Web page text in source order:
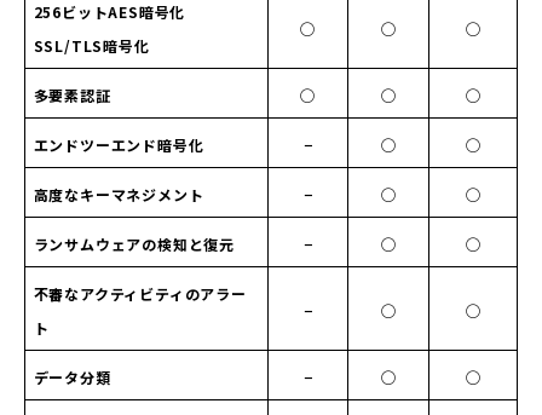
256ビットAES暗号化
SSL/TLS暗号化
◯ ◯ ◯
多要素認証 ◯ ◯ ◯
エンドツーエンド暗号化 − ◯ ◯
高度なキーマネジメント − ◯ ◯
ランサムウェアの検知と復元 − ◯ ◯
不審なアクティビティのアラー
ト
− ◯ ◯
データ分類 − ◯ ◯